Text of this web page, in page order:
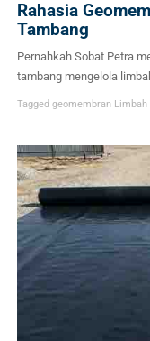
Rahasia
Tambang
Pernahkah Sobat Petra
tambang mengelola
yang bernama
pelindung bumi dari
Tagged geomembran Limbah